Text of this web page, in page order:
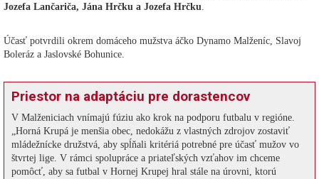
Jozefa Lančariča, Jána Hrčku a Jozefa Hrčku.
Účasť potvrdili okrem domáceho mužstva áčko Dynamo Malženíc, Slavoj
Boleráz a Jaslovské Bohunice.
Priestor na adaptáciu pre dorastencov
V Malženiciach vnímajú fúziu ako krok na podporu futbalu v regióne.
„Horná Krupá je menšia obec, nedokážu z vlastných zdrojov zostaviť
mládežnícke družstvá, aby spĺňali kritériá potrebné pre účasť mužov vo
štvrtej lige. V rámci spolupráce a priateľských vzťahov im chceme
pomôcť, aby sa futbal v Hornej Krupej hral stále na úrovni, ktorú